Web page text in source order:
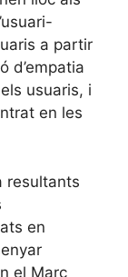
a partir
d’empatia
usuaris, i
en les
resultants
en
el Marc